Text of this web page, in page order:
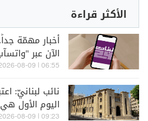
الأكثر قراءة
الآن عبر
06:55 | 2026-08-09
نائب لبنانيّ:
اليوم الأول
09:23 | 2026-08-09